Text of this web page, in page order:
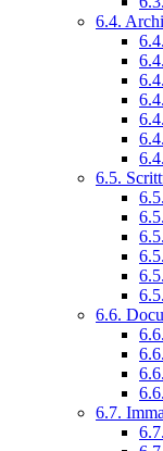
6.4.
6.5.
6.6.
6.7.